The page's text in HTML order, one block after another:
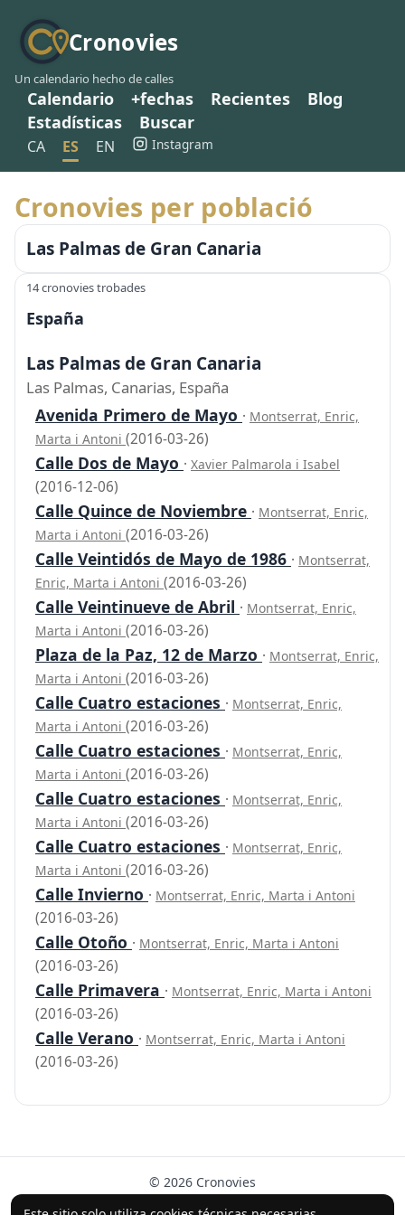
Cronovies
Un calendario hecho de calles
Calendario +fechas Recientes
Blog
Estadísticas
Buscar
CA ES EN Instagram
Cronovies per població
Las Palmas de Gran Canaria
14 cronovies trobades
España
Las Palmas de Gran Canaria
Las Palmas, Canarias, España
Avenida Primero de Mayo · Montserrat, Enric,
Marta i Antoni (2016-03-26)
Calle Dos de Mayo · Xavier Palmarola i Isabel
(2016-12-06)
Calle Quince de Noviembre · Montserrat, Enric,
Marta i Antoni (2016-03-26)
Calle Veintidós de Mayo de 1986 · Montserrat,
Enric, Marta i Antoni (2016-03-26)
Calle Veintinueve de Abril · Montserrat, Enric,
Marta i Antoni (2016-03-26)
Plaza de la Paz, 12 de Marzo · Montserrat, Enric,
Marta i Antoni (2016-03-26)
Calle Cuatro estaciones · Montserrat, Enric,
Marta i Antoni (2016-03-26)
Calle Cuatro estaciones · Montserrat, Enric,
Marta i Antoni (2016-03-26)
Calle Cuatro estaciones · Montserrat, Enric,
Marta i Antoni (2016-03-26)
Calle Cuatro estaciones · Montserrat, Enric,
Marta i Antoni (2016-03-26)
Calle Invierno · Montserrat, Enric, Marta i Antoni
(2016-03-26)
Calle Otoño · Montserrat, Enric, Marta i Antoni
(2016-03-26)
Calle Primavera · Montserrat, Enric, Marta i Antoni
(2016-03-26)
Calle Verano · Montserrat, Enric, Marta i Antoni
(2016-03-26)
© 2026 Cronovies
Historia en las calles · Desarrollado con la ayuda de IA